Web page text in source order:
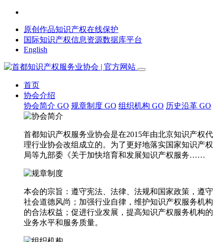
原创作品知识产权在线保护
国际知识产权信息资源数据库平台
English
首页
协会介绍
协会简介 GO 规章制度 GO 组织机构 GO 历史沿革 GO
首都知识产权服务业协会是在2015年由北京知识产权代
理行业协会改组成立的。为了更好地落实国家知识产权
局等九部委《关于加快培育和发展知识产权服务……
本会的宗旨：遵守宪法、法律、法规和国家政策，遵守
社会道德风尚；加强行业自律，维护知识产权服务机构
的合法权益；促进行业发展，提高知识产权服务机构的
业务水平和服务质量。